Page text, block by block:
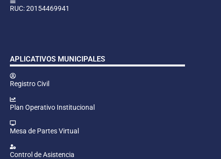
RUC: 20154469941
APLICATIVOS MUNICIPALES
Registro Civil
Plan Operativo Institucional
Mesa de Partes Virtual
Control de Asistencia